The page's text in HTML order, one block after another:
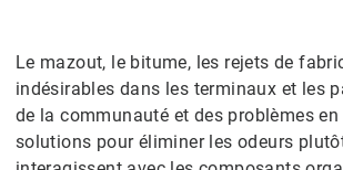
Le mazout, le bitume, les rejets de
indésirables dans les terminaux et les
de la communauté et des problèmes
solutions pour éliminer les odeurs